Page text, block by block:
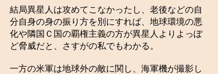
結局異星人は攻めてこなかったし、老後などの自
分自身の身の振り方を別にすれば、地球環境の悪
化や隣国Ｃ国の覇権主義の方が異星人よりよっぽ
ど脅威だと、さすがの私でもわかる。
一方の米軍は地球外の敵に関し、海軍機が撮影し